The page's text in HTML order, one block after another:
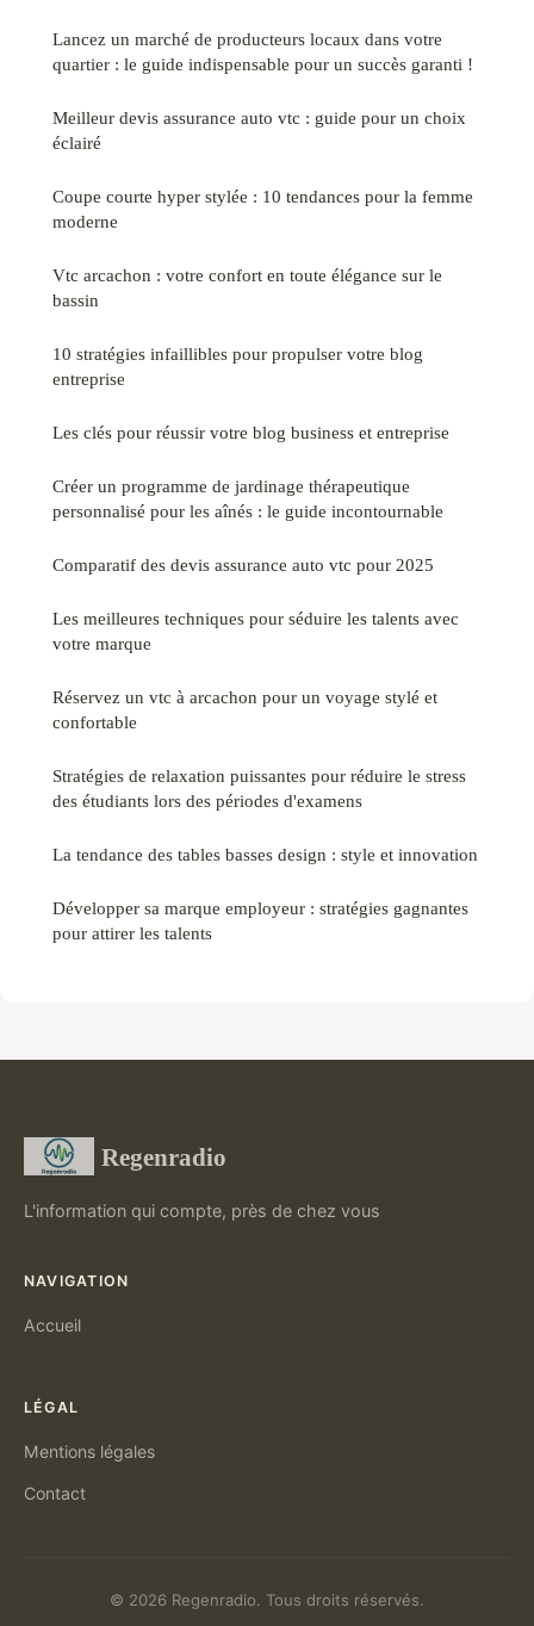
Lancez un marché de producteurs locaux dans votre
quartier : le guide indispensable pour un succès garanti !
Meilleur devis assurance auto vtc : guide pour un choix
éclairé
Coupe courte hyper stylée : 10 tendances pour la femme
moderne
Vtc arcachon : votre confort en toute élégance sur le
bassin
10 stratégies infaillibles pour propulser votre blog
entreprise
Les clés pour réussir votre blog business et entreprise
Créer un programme de jardinage thérapeutique
personnalisé pour les aînés : le guide incontournable
Comparatif des devis assurance auto vtc pour 2025
Les meilleures techniques pour séduire les talents avec
votre marque
Réservez un vtc à arcachon pour un voyage stylé et
confortable
Stratégies de relaxation puissantes pour réduire le stress
des étudiants lors des périodes d'examens
La tendance des tables basses design : style et innovation
Développer sa marque employeur : stratégies gagnantes
pour attirer les talents
Regenradio
L'information qui compte, près de chez vous
NAVIGATION
Accueil
LÉGAL
Mentions légales
Contact
© 2026 Regenradio. Tous droits réservés.